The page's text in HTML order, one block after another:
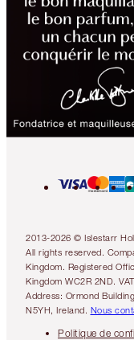
2013-2026 © Islestarr
All rights reserved.
Kingdom. Registered
Kingdom WC2R 2ND.
Address: Ormond
N5YH, Ireland. Nous
Politique de